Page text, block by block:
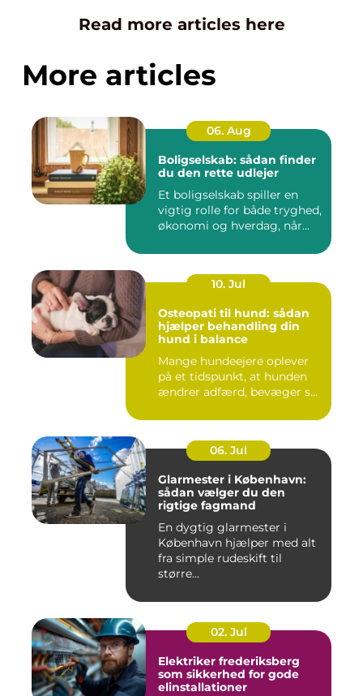
Read more articles here
More articles
06. Aug
Boligselskab: sådan finder
du den rette udlejer
Et boligselskab spiller en
vigtig rolle for både tryghed,
økonomi og hverdag, når...
10. Jul
Osteopati til hund: sådan
hjælper behandling din
hund i balance
Mange hundeejere oplever
på et tidspunkt, at hunden
ændrer adfærd, bevæger s...
06. Jul
Glarmester i København:
sådan vælger du den
rigtige fagmand
En dygtig glarmester i
København hjælper med alt
fra simple rudeskift til
større...
02. Jul
Elektriker frederiksberg
som sikkerhed for gode
elinstallationer